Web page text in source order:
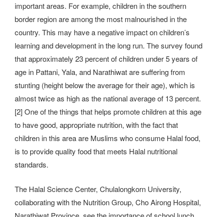
important areas. For example, children in the southern
border region are among the most malnourished in the
country. This may have a negative impact on children’s
learning and development in the long run. The survey found
that approximately 23 percent of children under 5 years of
age in Pattani, Yala, and Narathiwat are suffering from
stunting (height below the average for their age), which is
almost twice as high as the national average of 13 percent.
[2] One of the things that helps promote children at this age
to have good, appropriate nutrition, with the fact that
children in this area are Muslims who consume Halal food,
is to provide quality food that meets Halal nutritional
standards.
The Halal Science Center, Chulalongkorn University,
collaborating with the Nutrition Group, Cho Airong Hospital,